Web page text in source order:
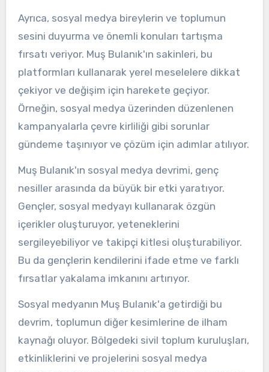
Ayrıca, sosyal medya bireylerin ve toplumun
sesini duyurma ve önemli konuları tartışma
fırsatı veriyor. Muş Bulanık'ın sakinleri, bu
platformları kullanarak yerel meselelere dikkat
çekiyor ve değişim için harekete geçiyor.
Örneğin, sosyal medya üzerinden düzenlenen
kampanyalarla çevre kirliliği gibi sorunlar
gündeme taşınıyor ve çözüm için adımlar atılıyor.
Muş Bulanık'ın sosyal medya devrimi, genç
nesiller arasında da büyük bir etki yaratıyor.
Gençler, sosyal medyayı kullanarak özgün
içerikler oluşturuyor, yeteneklerini
sergileyebiliyor ve takipçi kitlesi oluşturabiliyor.
Bu da gençlerin kendilerini ifade etme ve farklı
fırsatlar yakalama imkanını artırıyor.
Sosyal medyanın Muş Bulanık'a getirdiği bu
devrim, toplumun diğer kesimlerine de ilham
kaynağı oluyor. Bölgedeki sivil toplum kuruluşları,
etkinliklerini ve projelerini sosyal medya